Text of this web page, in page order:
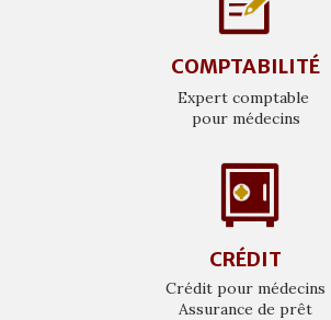
COMPTABILITÉ
Expert comptable
pour médecins
CRÉDIT
Crédit pour médecins
Assurance de prêt